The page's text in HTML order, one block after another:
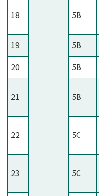
18 5B
19 5B
20
5B
21 5B
22 5C
23 5C